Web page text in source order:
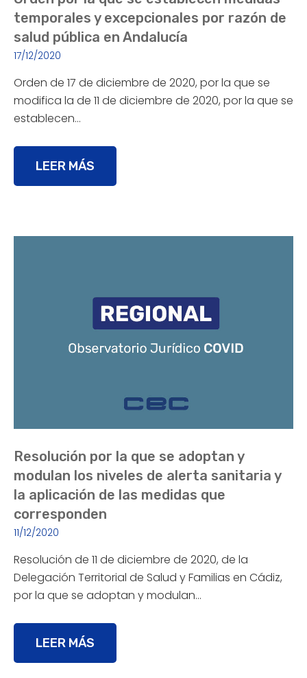
temporales y excepcionales por razón de
salud pública en Andalucía
17/12/2020
Orden de 17 de diciembre de 2020, por la que se
modifica la de 11 de diciembre de 2020, por la que se
establecen…
LEER MÁS
Resolución por la que se adoptan y
modulan los niveles de alerta sanitaria y
la aplicación de las medidas que
corresponden
11/12/2020
Resolución de 11 de diciembre de 2020, de la
Delegación Territorial de Salud y Familias en Cádiz,
por la que se adoptan y modulan…
LEER MÁS